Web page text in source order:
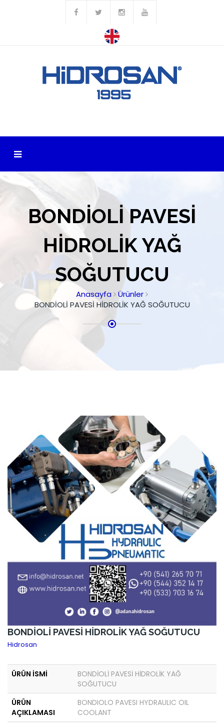
BONDİOLİ PAVESİ
HİDROLİK YAĞ
SOĞUTUCU
Anasayfa
Ürünler
BONDİOLİ PAVESİ HİDROLİK YAĞ SOĞUTUCU
BONDİOLİ PAVESİ HİDROLİK YAĞ SOĞUTUCU
Hidrosan
ÜRÜN İSMİ
BONDİOLİ PAVESİ HİDROLİK YAĞ
SOĞUTUCU
ÜRÜN
AÇIKLAMASI
BONDIOLO PAVESI HYDRAULIC OIL
COOLANT